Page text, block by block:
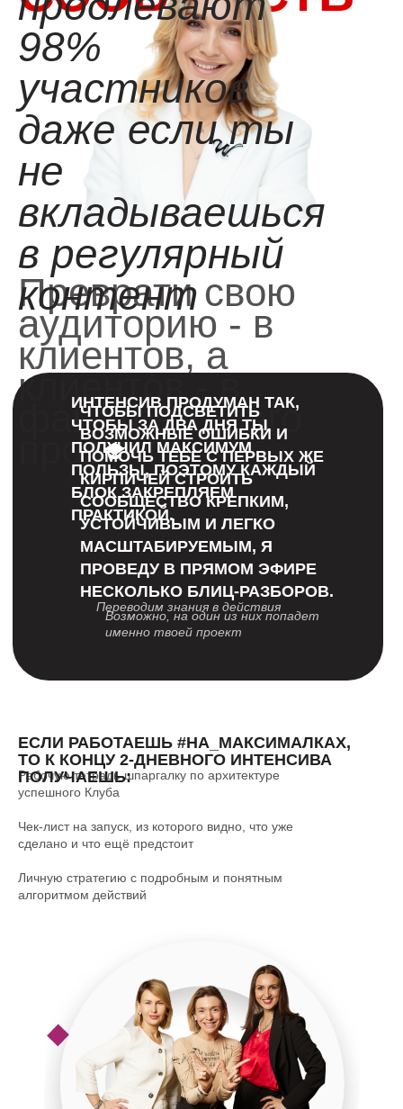
98%
участников
даже если ты
не
вкладываешься
в регулярный
контент
Преврати свою
аудиторию - в
клиентов, а
клиентов - в
фанатов твоего
продукта
ИНТЕНСИВ ПРОДУМАН ТАК,
ЧТОБЫ ЗА ДВА ДНЯ ТЫ
ПОЛУЧИЛ МАКСИМУМ
ПОЛЬЗЫ, ПОЭТОМУ КАЖДЫЙ
БЛОК ЗАКРЕПЛЯЕМ
ПРАКТИКОЙ.
Переводим знания в действия
ЧТОБЫ ПОДСВЕТИТЬ
ВОЗМОЖНЫЕ ОШИБКИ И
ПОМОЧЬ ТЕБЕ С ПЕРВЫХ ЖЕ
КИРПИЧЕЙ СТРОИТЬ
СООБЩЕСТВО КРЕПКИМ,
УСТОЙЧИВЫМ И ЛЕГКО
МАСШТАБИРУЕМЫМ, Я
ПРОВЕДУ В ПРЯМОМ ЭФИРЕ
НЕСКОЛЬКО БЛИЦ-РАЗБОРОВ.
Возможно, на один из них попадет
именно твоей проект
ЕСЛИ РАБОТАЕШЬ #НА_МАКСИМАЛКАХ,
ТО К КОНЦУ 2-ДНЕВНОГО ИНТЕНСИВА
ПОЛУЧАЕШЬ:
Рабочую тетрадь-шпаргалку по архитектуре
успешного Клуба
Чек-лист на запуск, из которого видно, что уже
сделано и что ещё предстоит
Личную стратегию с подробным и понятным
алгоритмом действий